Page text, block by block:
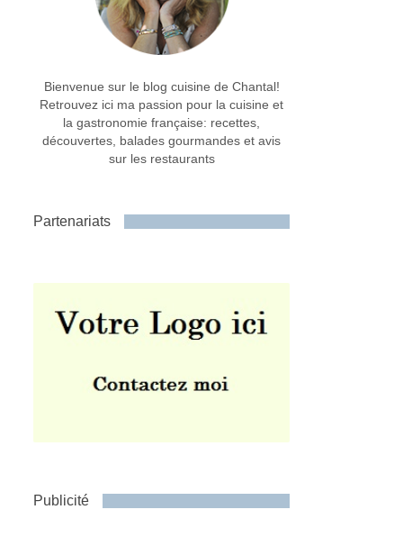
Bienvenue sur le blog cuisine de Chantal!
Retrouvez ici ma passion pour la cuisine et
la gastronomie française: recettes,
découvertes, balades gourmandes et avis
sur les restaurants
Partenariats
Publicité